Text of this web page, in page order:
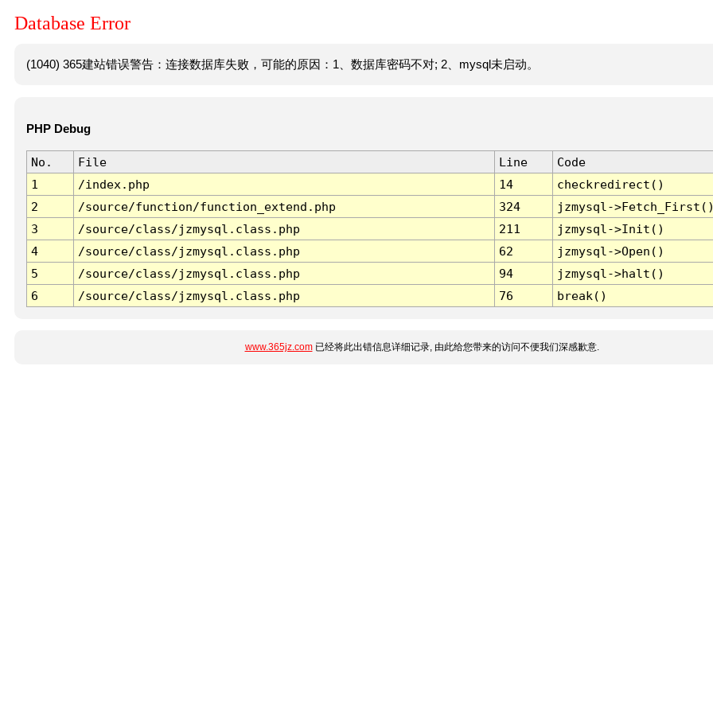
Database Error
(1040) 365建站错误警告：连接数据库失败，可能的原因：1、数据库密码不对; 2、mysql未启动。
PHP Debug
No. File Line
Code
1
/index.php 14
checkredirect()
2
/source/function/function_extend.php 324
jzmysql-
3
/source/class/jzmysql.class.php 211
jzmysql->Init()
4
/source/class/jzmysql.class.php 62
jzmysql->Open()
5
/source/class/jzmysql.class.php 94
jzmysql->halt()
6
/source/class/jzmysql.class.php 76 break()
www.365jz.com已经将此出错信息详细记录, 由此给您带来的访问不便我们深感歉意.